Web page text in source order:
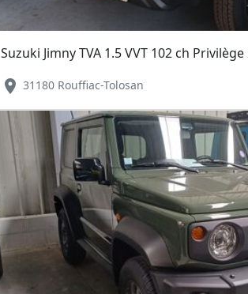
Suzuki Jimny TVA 1.5 VVT 102 ch Privilège
location_on 31180 Rouffiac-Tolosan